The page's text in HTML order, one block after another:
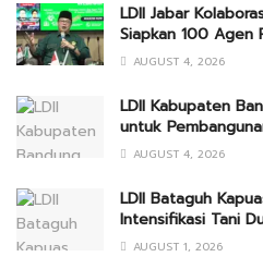
LDII Jabar
Siapkan 100 Agen
AUGUST 4, 2026
LDII Kabupaten
untuk
AUGUST 4, 2026
LDII Bataguh
Intensifikasi Tani
AUGUST 1, 2026